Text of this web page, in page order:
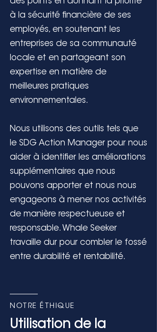
à la sécurité financière de ses
employés, en soutenant les
entreprises de sa communauté
locale et en partageant son
expertise en matière de
meilleures pratiques
environnementales.
Nous utilisons des outils tels que
le SDG Action Manager pour nous
aider à identifier les améliorations
supplémentaires que nous
pouvons apporter et nous nous
engageons à mener nos activités
de manière respectueuse et
responsable. Whale Seeker
travaille dur pour combler le fossé
entre durabilité et rentabilité.
NOTRE ÉTHIQUE
Utilisation de la